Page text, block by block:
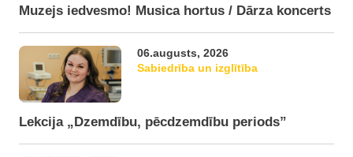
Muzejs iedvesmo! Musica hortus / Dārza koncerts
06.augusts, 2026
Sabiedrība un izglītība
Lekcija „Dzemdību, pēcdzemdību periods”